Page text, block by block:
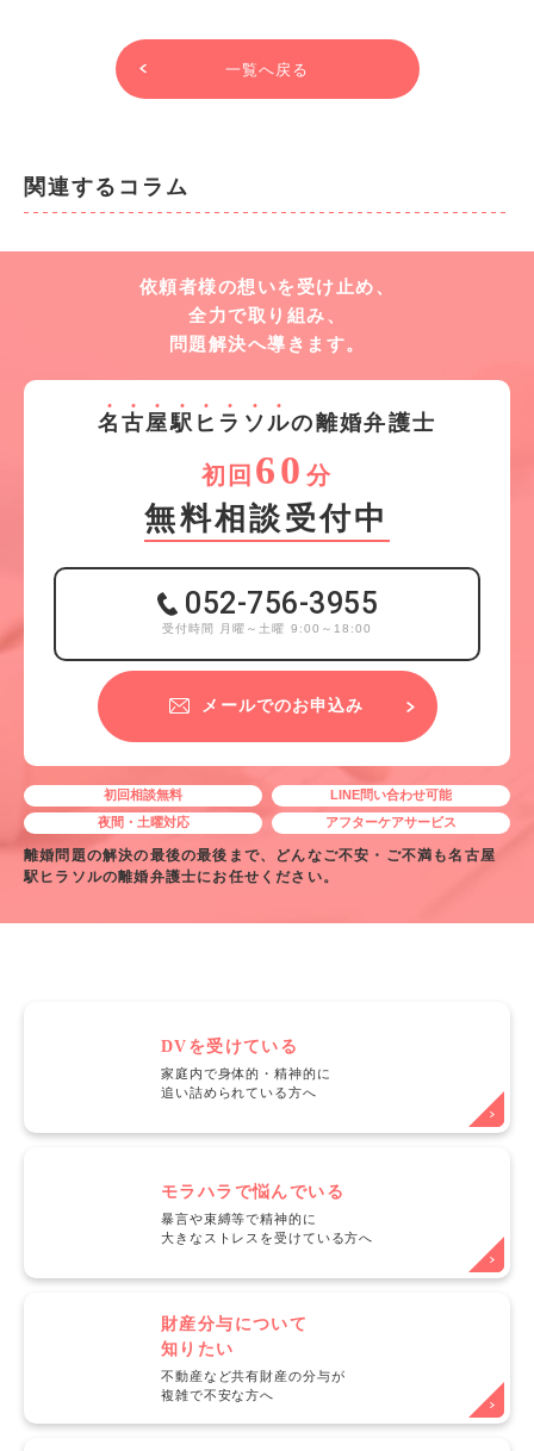
一覧へ戻る
関連するコラム
依頼者様の想いを受け止め、
全力で取り組み、
問題解決へ導きます。
名 古屋駅 ヒ ラ ソルの離婚弁護士
初回 60 分
無料相談受付中
052-756-3955
受付時間 月曜～土曜 9:00～18:00
メールでのお申込み
初回相談無料
LINE問い合わせ可能
夜間・土曜対応
アフターケアサービス
離婚問題の解決の最後の最後まで、どんなご不安・ご不満も名古屋
駅ヒラソルの離婚弁護士にお任せください。
DVを受けている
家庭内で身体的・精神的に
追い詰められている方へ
モラハラで悩んでいる
暴言や束縛等で精神的に
大きなストレスを受けている方へ
財産分与について
知りたい
不動産など共有財産の分与が
複雑で不安な方へ